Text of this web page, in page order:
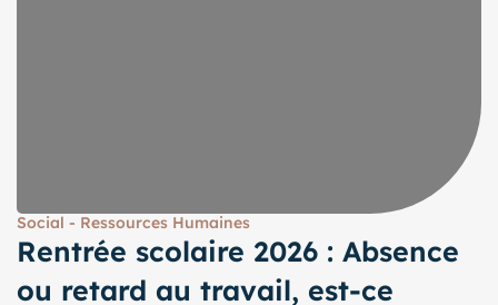
Social - Ressources Humaines
Rentrée scolaire 2026 : Absence
ou retard au travail, est-ce